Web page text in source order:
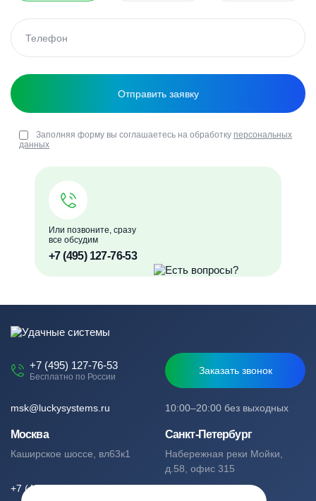
Или позвоните, сразу
все обсудим
+7 (495) 127-76-53
Заполняя форму вы соглашаетесь на обработку персональных
данных
+7 (495) 127-76-53
Бесплатно по России
Заказать звонок
10:00–20:00 без выходных
msk@luckysystems.ru
Москва
Каширское шоссе, вл63к1
+7 (495) 127-76-53
Санкт-Петербург
Набережная реки Мойки,
д.58, офис 315
+7 (812) 244-49-61